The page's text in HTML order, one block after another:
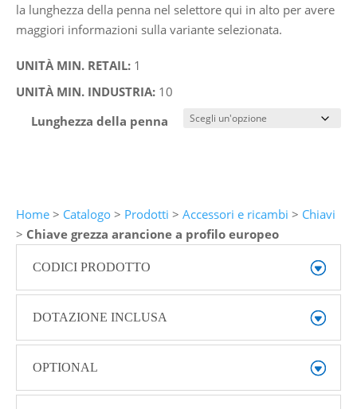
la lunghezza della penna nel selettore qui in alto per avere
maggiori informazioni sulla variante selezionata.
UNITÀ MIN. RETAIL: 1
UNITÀ MIN. INDUSTRIA: 10
Lunghezza della penna
Home> Catalogo> Prodotti > Accessori e ricambi > Chiavi
> Chiave grezza arancione a profilo europeo
CODICI PRODOTTO
DOTAZIONE INCLUSA
OPTIONAL